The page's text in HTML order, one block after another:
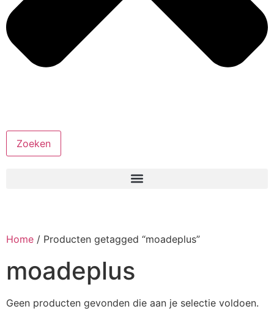
Zoeken
Home / Producten getagged “moadeplus”
moadeplus
Geen producten gevonden die aan je selectie voldoen.